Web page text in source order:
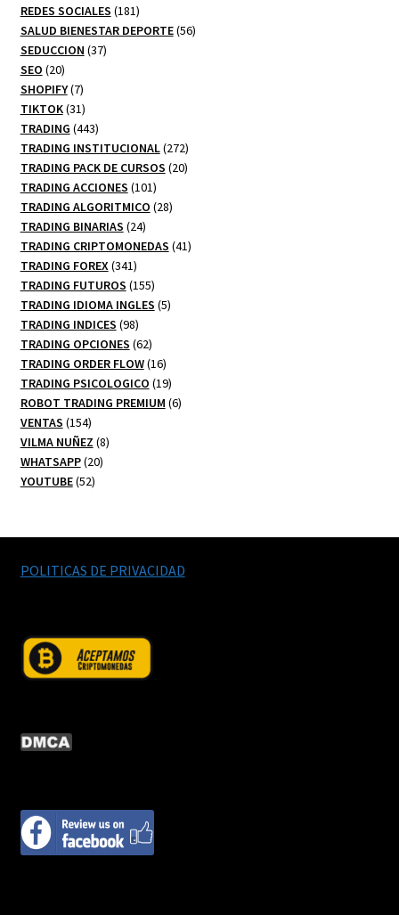
productos
REDES SOCIALES 181181
productos
SALUD BIENESTAR DEPORTE 5656
SEDUCCION 3737
SEO 2020
productos
SHOPIFY 77
productos
TIKTOK 3131
productos
TRADING 443443
productos
TRADING INSTITUCIONAL 272272
productos
TRADING PACK DE CURSOS 2020
TRADING ACCIONES 101101
productos
TRADING ALGORITMICO 2828
TRADING BINARIAS 2424
productos
TRADING CRIPTOMONEDAS 4141
TRADING FOREX 341341
productos
TRADING FUTUROS 155155
productos
TRADING IDIOMA INGLES 55
TRADING INDICES 9898
productos
TRADING OPCIONES 6262
productos
TRADING ORDER FLOW 1616
productos
TRADING PSICOLOGICO 1919
productos
ROBOT TRADING PREMIUM 66
VENTAS 154154
productos
VILMA NUÑEZ 88
WHATSAPP 2020
YOUTUBE 5252
POLITICAS DE PRIVACIDAD